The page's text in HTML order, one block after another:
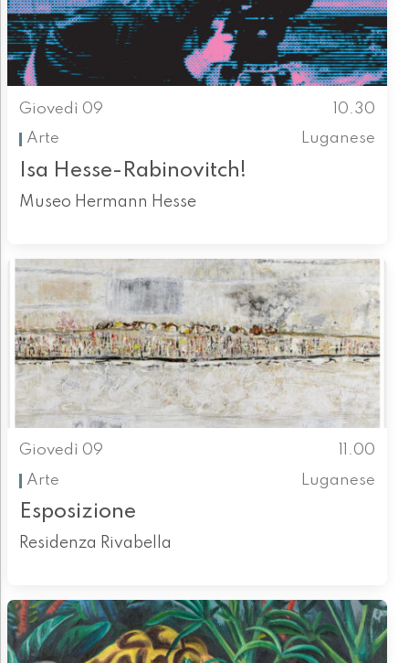
Giovedì 09
10.30
Arte
Luganese
Isa Hesse-Rabinovitch!
Museo Hermann Hesse
Giovedì 09
11.00
Arte
Luganese
Esposizione
Residenza Rivabella